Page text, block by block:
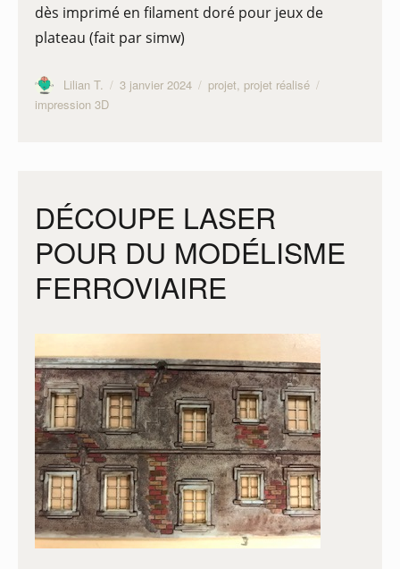
dès imprimé en filament doré pour jeux de
plateau (fait par simw)
Auteur
Lilian T.
Publié
3 janvier 2024 Catégories
projet projet réalisé
impression 3D
DÉCOUPE LASER
POUR DU MODÉLISME
FERROVIAIRE